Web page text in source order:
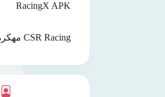
RacingX APK
CSR Racing مهكرة